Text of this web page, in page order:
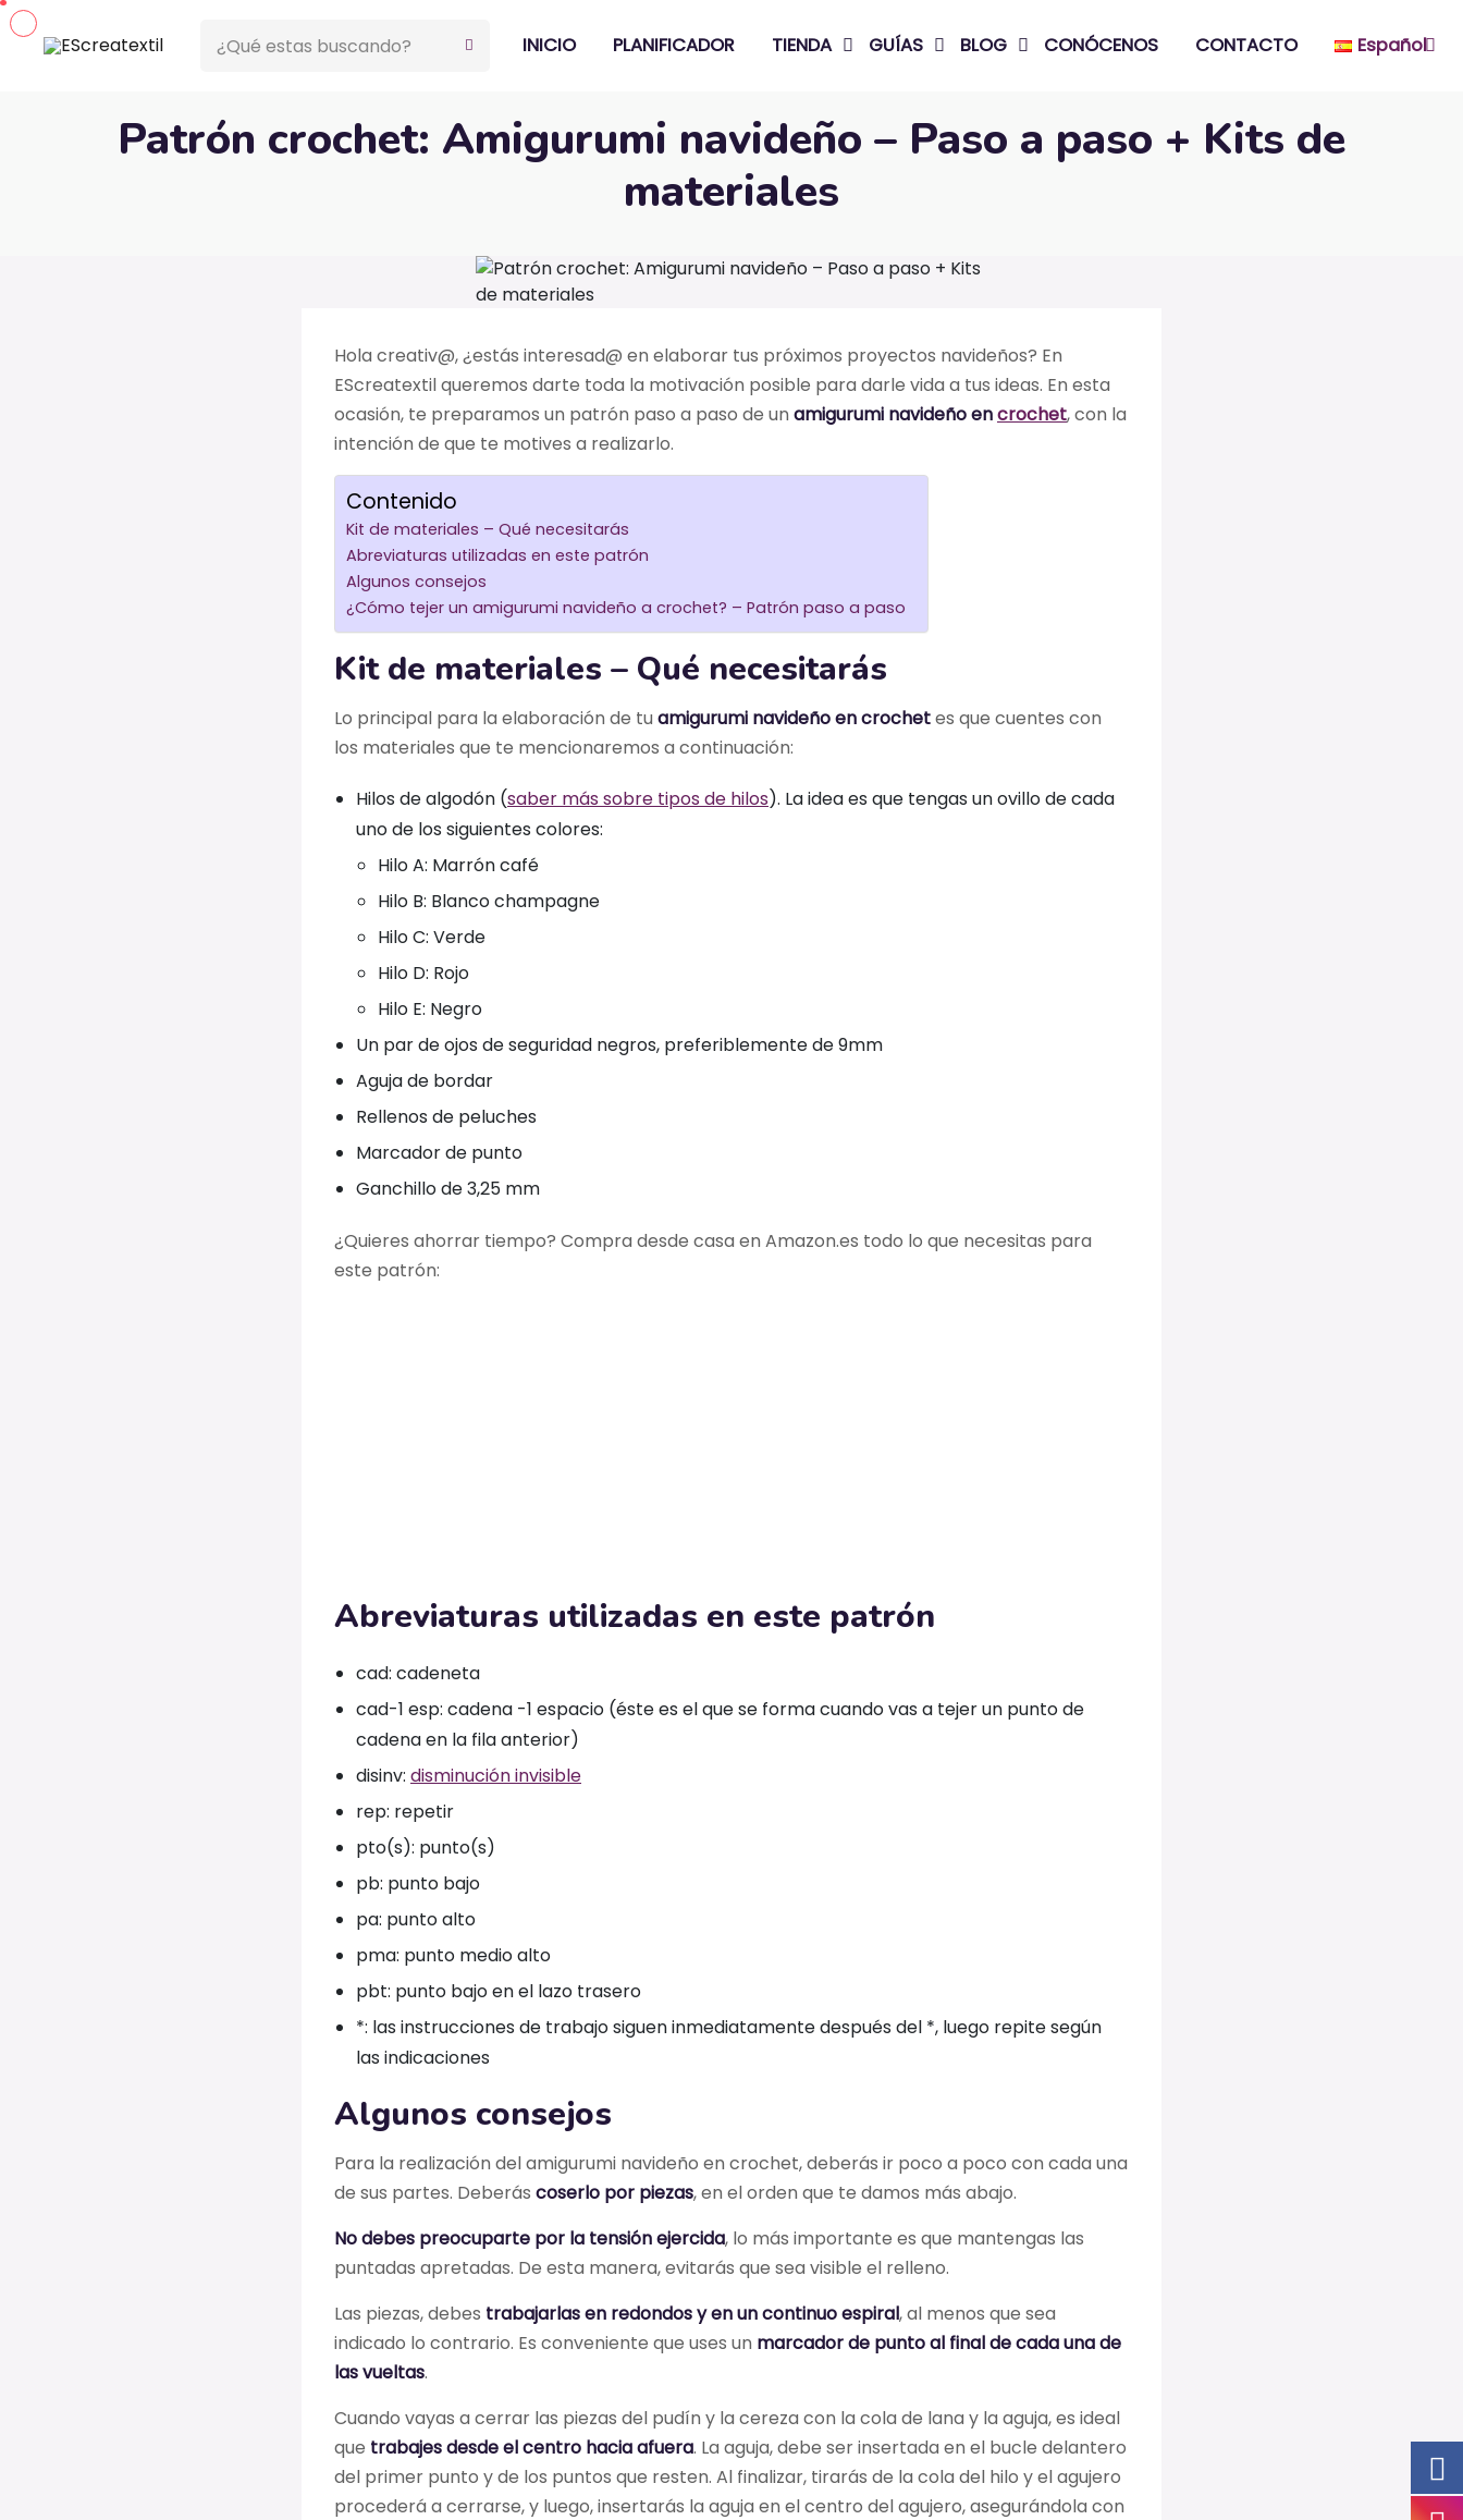
INICIO PLANIFICADOR TIENDA GUÍAS BLOG CONÓCENOS CONTACTO Español
Patrón crochet: Amigurumi navideño – Paso a paso + Kits de
materiales
Hola creativ@, ¿estás interesad@ en elaborar tus próximos proyectos navideños? En
EScreatextil queremos darte toda la motivación posible para darle vida a tus ideas. En esta
ocasión, te preparamos un patrón paso a paso de un amigurumi navideño encrochet, con la
intención de que te motives a realizarlo.
Contenido
Kit de materiales – Qué necesitarás
Abreviaturas utilizadas en este patrón
Algunos consejos
¿Cómo tejer un amigurumi navideño a crochet? – Patrón paso a paso
Kit de materiales – Qué necesitarás
Lo principal para la elaboración de tu amigurumi navideño en crochetes que cuentes con
los materiales que te mencionaremos a continuación:
Hilos de algodón (saber más sobre tipos de hilos). La idea es que tengas un ovillo de cada
uno de los siguientes colores:
Hilo A: Marrón café
Hilo B: Blanco champagne
Hilo C: Verde
Hilo D: Rojo
Hilo E: Negro
Un par de ojos de seguridad negros, preferiblemente de 9mm
Aguja de bordar
Rellenos de peluches
Marcador de punto
Ganchillo de 3,25 mm
¿Quieres ahorrar tiempo? Compra desde casa en Amazon.es todo lo que necesitas para
este patrón:
Abreviaturas utilizadas en este patrón
cad: cadeneta
cad-1 esp: cadena -1 espacio (éste es el que se forma cuando vas a tejer un punto de
cadena en la fila anterior)
disinv: disminución invisible
rep: repetir
pto(s): punto(s)
pb: punto bajo
pa: punto alto
pma: punto medio alto
pbt: punto bajo en el lazo trasero
*: las instrucciones de trabajo siguen inmediatamente después del *, luego repite según
las indicaciones
Algunos consejos
Para la realización del amigurumi navideño en crochet, deberás ir poco a poco con cada una
de sus partes. Deberás coserlo por piezas, en el orden que te damos más abajo.
No debes preocuparte por la tensión ejercida, lo más importante es que mantengas las
puntadas apretadas. De esta manera, evitarás que sea visible el relleno.
Las piezas, debes trabajarlas en redondos y en un continuo espiral, al menos que sea
indicado lo contrario. Es conveniente que uses un marcador de punto al final de cada una de
las vueltas.
Cuando vayas a cerrar las piezas del pudín y la cereza con la cola de lana y la aguja, es ideal
que trabajes desde el centro hacia afuera. La aguja, debe ser insertada en el bucle delantero
del primer punto y de los puntos que resten. Al finalizar, tirarás de la cola del hilo y el agujero
procederá a cerrarse, y luego, insertarás la aguja en el centro del agujero, asegurándola con